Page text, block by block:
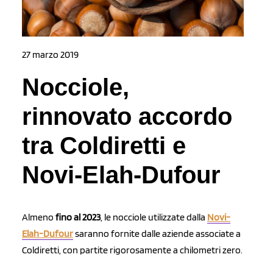
27 marzo 2019
Nocciole,
rinnovato accordo
tra Coldiretti e
Novi-Elah-Dufour
Almeno fino al 2023, le nocciole utilizzate dalla Novi-
Elah-Dufoursaranno fornite dalle aziende associate a
Coldiretti, con partite rigorosamente a chilometri zero.